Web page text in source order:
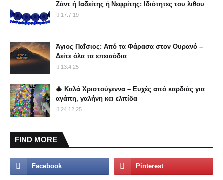
Ζάντ ή Ιαδείτης ή Νεφρίτης: Ιδιότητες του λιθου
17.7.19
Άγιος Παΐσιος: Από τα Φάρασα στον Ουρανό –
Δείτε όλα τα επεισόδια
13.4.25
🎄 Καλά Χριστούγεννα – Ευχές από καρδιάς για
αγάπη, γαλήνη και ελπίδα
24.12.25
FIND MORE